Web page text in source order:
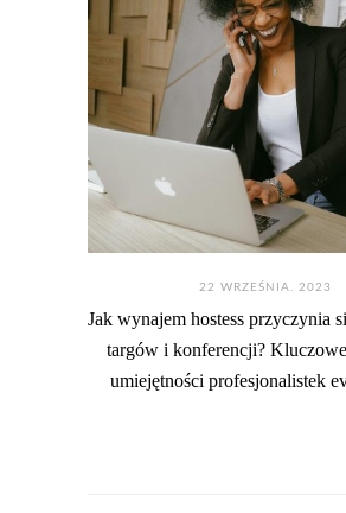
22 WRZEŚNIA. 2023
Jak wynajem hostess przyczynia
targów i konferencji?
umiejętności profesjonalistek